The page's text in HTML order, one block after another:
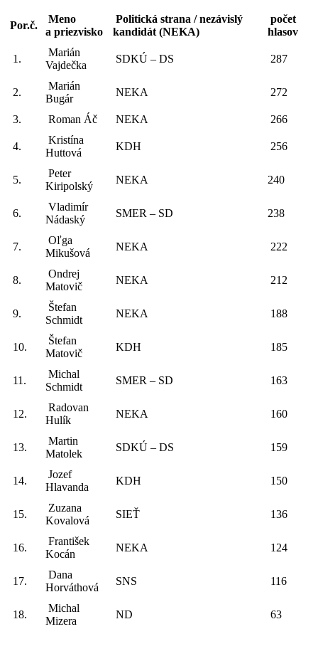
Por.č.
Meno
a priezvisko
Politická strana / nezávislý
kandidát (NEKA)
počet
hlasov
1.
Marián
Vajdečka
SDKÚ – DS 287
2.
Marián
Bugár
NEKA 272
3. Roman Áč NEKA 266
4.
Kristína
Huttová
KDH 256
5.
Peter
Kiripolský
NEKA 240
6.
Vladimír
Nádaský
SMER – SD 238
7.
Oľga
Mikušová
NEKA 222
8.
Ondrej
Matovič
NEKA 212
9.
Štefan
Schmidt
NEKA 188
10.
Štefan
Matovič
KDH 185
11.
Michal
Schmidt
SMER – SD 163
12.
Radovan
Hulík
NEKA 160
13.
Martin
Matolek
SDKÚ – DS 159
14.
Jozef
Hlavanda
KDH 150
15.
Zuzana
Kovalová
SIEŤ 136
16.
František
Kocán
NEKA 124
17.
Dana
Horváthová
SNS 116
18.
Michal
Mizera
ND 63